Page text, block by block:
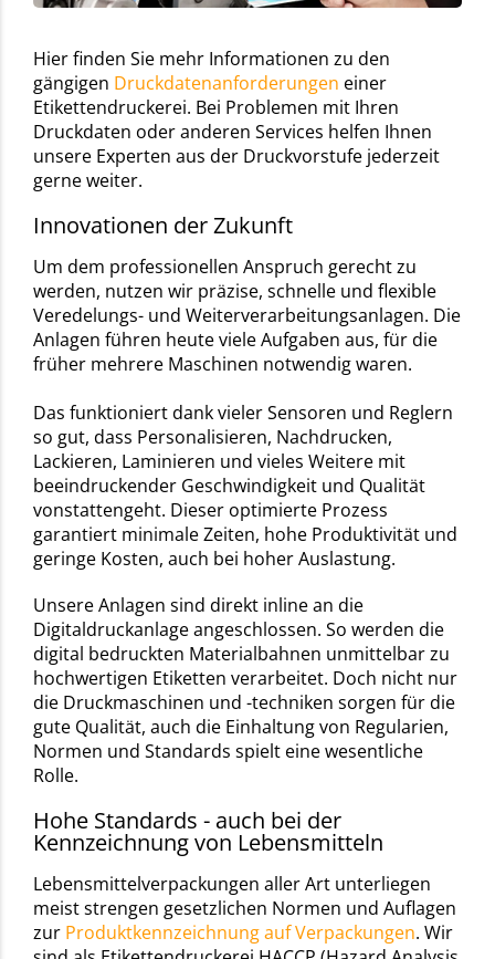
Hier finden Sie mehr Informationen zu den
gängigen Druckdatenanforderungen einer
Etikettendruckerei. Bei Problemen mit Ihren
Druckdaten oder anderen Services helfen Ihnen
unsere Experten aus der Druckvorstufe jederzeit
gerne weiter.
Innovationen der Zukunft
Um dem professionellen Anspruch gerecht zu
werden, nutzen wir präzise, schnelle und flexible
Veredelungs- und Weiterverarbeitungsanlagen. Die
Anlagen führen heute viele Aufgaben aus, für die
früher mehrere Maschinen notwendig waren.
Das funktioniert dank vieler Sensoren und Reglern
so gut, dass Personalisieren, Nachdrucken,
Lackieren, Laminieren und vieles Weitere mit
beeindruckender Geschwindigkeit und Qualität
vonstattengeht. Dieser optimierte Prozess
garantiert minimale Zeiten, hohe Produktivität und
geringe Kosten, auch bei hoher Auslastung.
Unsere Anlagen sind direkt inline an die
Digitaldruckanlage angeschlossen. So werden die
digital bedruckten Materialbahnen unmittelbar zu
hochwertigen Etiketten verarbeitet. Doch nicht nur
die Druckmaschinen und -techniken sorgen für die
gute Qualität, auch die Einhaltung von Regularien,
Normen und Standards spielt eine wesentliche
Rolle.
Hohe Standards - auch bei der
Kennzeichnung von Lebensmitteln
Lebensmittelverpackungen aller Art unterliegen
meist strengen gesetzlichen Normen und Auflagen
zur Produktkennzeichnung auf Verpackungen. Wir